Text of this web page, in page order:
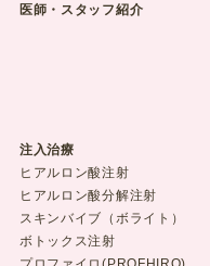
医師・スタッフ紹介
注入治療
ヒアルロン酸注射
ヒアルロン酸分解注射
スキンバイブ（ボライト）
ボトックス注射